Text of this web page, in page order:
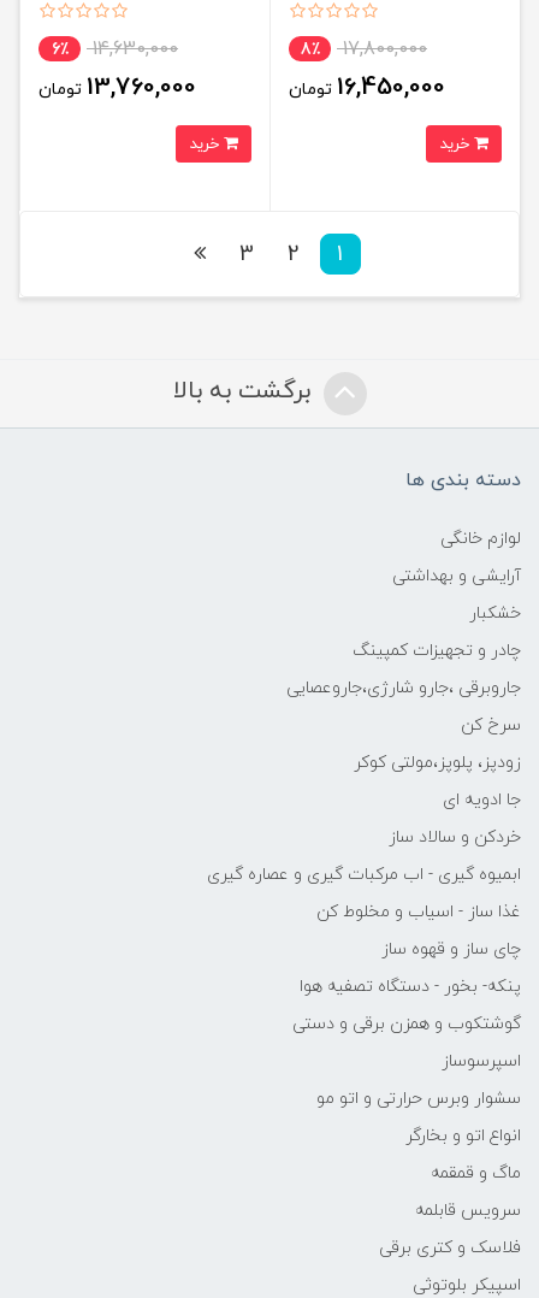
17,800,000 8٪
16,450,000 تومان
14,630,000 6٪
13,760,000 تومان
1
2
3
برگشت به بالا
دسته بندی ها
لوازم خانگی
آرایشی و بهداشتی
خشکبار
چادر و تجهیزات کمپینگ
جاروبرقی ،جارو شارژی،جاروعصایی
سرخ کن
زودپز، پلوپز،مولتی کوکر
جا ادویه ای
خردکن و سالاد ساز
ابمیوه گیری - اب مرکبات گیری و عصاره گیری
غذا ساز - اسیاب و مخلوط کن
چای ساز و قهوه ساز
پنکه- بخور - دستگاه تصفیه هوا
گوشتکوب و همزن برقی و دستی
اسپرسوساز
سشوار وبرس حرارتی و اتو مو
انواع اتو و بخارگر
ماگ و قمقمه
سرویس قابلمه
فلاسک و کتری برقی
اسپیکر بلوتوثی